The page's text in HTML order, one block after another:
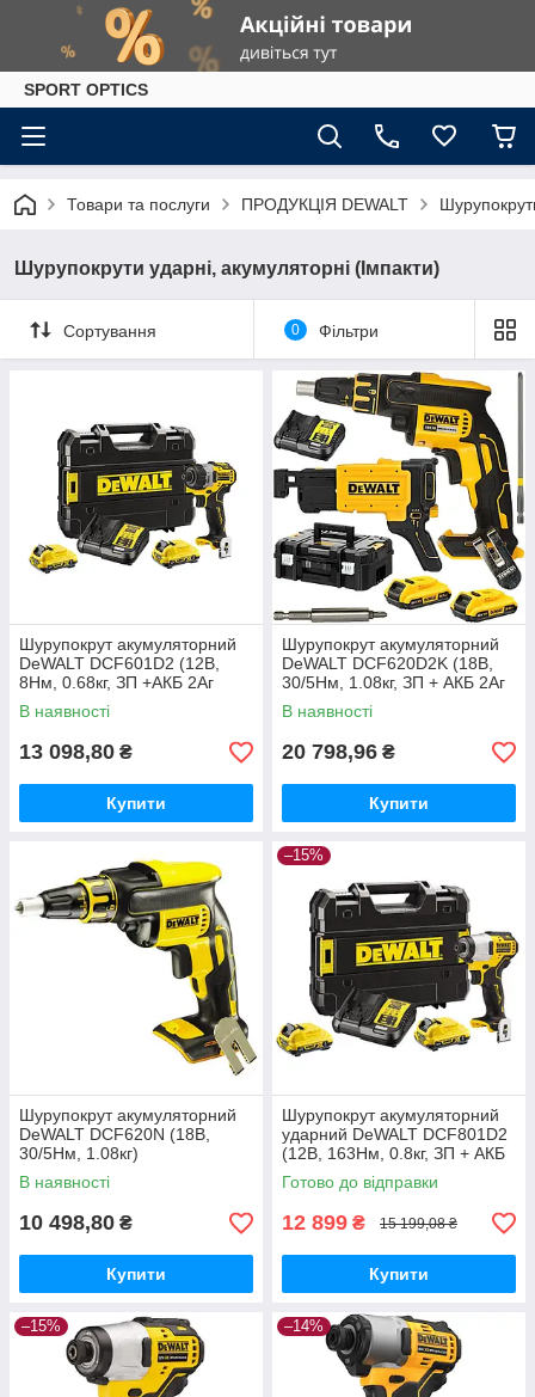
SPORT OPTICS
Товари та послуги ПРОДУКЦІЯ DEWALT
Шурупокрути ударні, акумуляторні (Імпакти)
Сортування 0 Фільтри
Шурупокрут акумуляторний
DeWALT DCF601D2 (12В,
8Нм, 0.68кг, ЗП +АКБ 2Аг
х2шт.)
В наявності
13 098,80 ₴
Купити
Шурупокрут акумуляторний
DeWALT DCF620D2K (18В,
30/5Нм, 1.08кг, ЗП + АКБ 2Аг
х2шт.)
В наявності
20 798,96 ₴
Купити
Шурупокрут акумуляторний
DeWALT DCF620N (18В,
30/5Нм, 1.08кг)
В наявності
10 498,80 ₴
Купити
–15%
Шурупокрут акумуляторний
ударний DeWALT DCF801D2
(12В, 163Нм, 0.8кг, ЗП + АКБ
2Аг х2шт.)
Готово до відправки
12 899 ₴ 15 199,08 ₴
Купити
–15% –14%